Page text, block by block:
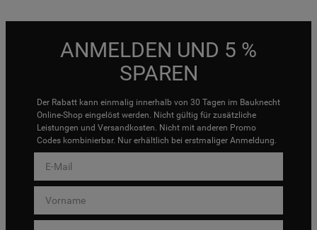
ANMELDEN UND 5 %
SPAREN
Der Rabatt kann einmalig innerhalb von 30 Tagen im Bauknecht
Online-Shop eingelöst werden. Nicht gültig für zusätzliche
Leistungen und Versandkosten. Nicht mit anderen Promo
Codes kombinierbar. Nur erhältlich bei erstmaliger Anmeldung.